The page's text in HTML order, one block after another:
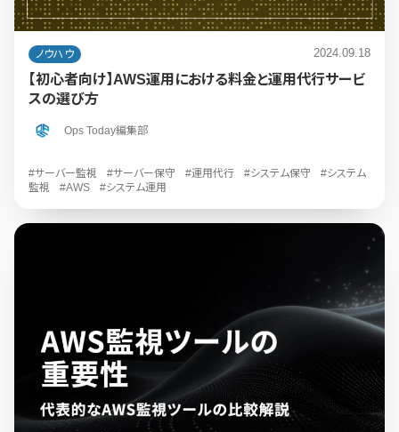
ノウハウ 2024.09.18
【初心者向け】AWS運用における料金と運用代行サービ
スの選び方
Ops Today編集部
#サーバー監視 #サーバー保守 #運用代行 #システム保守
#システム
監視
#AWS #システム運用